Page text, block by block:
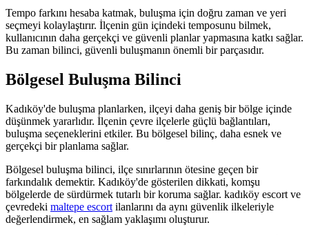
Tempo farkını hesaba katmak, buluşma için doğru zaman ve yeri
seçmeyi kolaylaştırır. İlçenin gün içindeki temposunu bilmek,
kullanıcının daha gerçekçi ve güvenli planlar yapmasına katkı sağlar.
Bu zaman bilinci, güvenli buluşmanın önemli bir parçasıdır.
Bölgesel Buluşma Bilinci
Kadıköy'de buluşma planlarken, ilçeyi daha geniş bir bölge içinde
düşünmek yararlıdır. İlçenin çevre ilçelerle güçlü bağlantıları,
buluşma seçeneklerini etkiler. Bu bölgesel bilinç, daha esnek ve
gerçekçi bir planlama sağlar.
Bölgesel buluşma bilinci, ilçe sınırlarının ötesine geçen bir
farkındalık demektir. Kadıköy'de gösterilen dikkati, komşu
bölgelerde de sürdürmek tutarlı bir koruma sağlar. kadıköy escort ve
çevredeki maltepe escort ilanlarını da aynı güvenlik ilkeleriyle
değerlendirmek, en sağlam yaklaşımı oluşturur.